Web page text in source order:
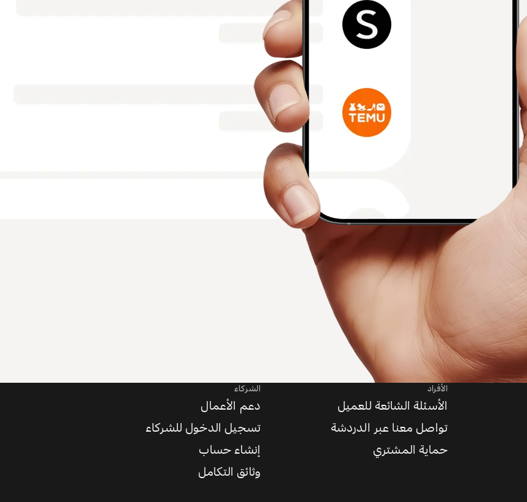
الأفراد
الأسئلة الشائعة للعميل
تواصل معنا عبر الدردشة
حماية المشتري
الشركاء
دعم الأعمال
تسجيل الدخول للشركاء
إنشاء حساب
وثائق التكامل